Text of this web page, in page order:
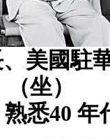
美國駐
（坐）
悉40 年